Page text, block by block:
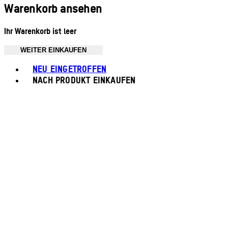
Warenkorb ansehen
Ihr Warenkorb ist leer
WEITER EINKAUFEN
NEU EINGETROFFEN
NACH PRODUKT EINKAUFEN